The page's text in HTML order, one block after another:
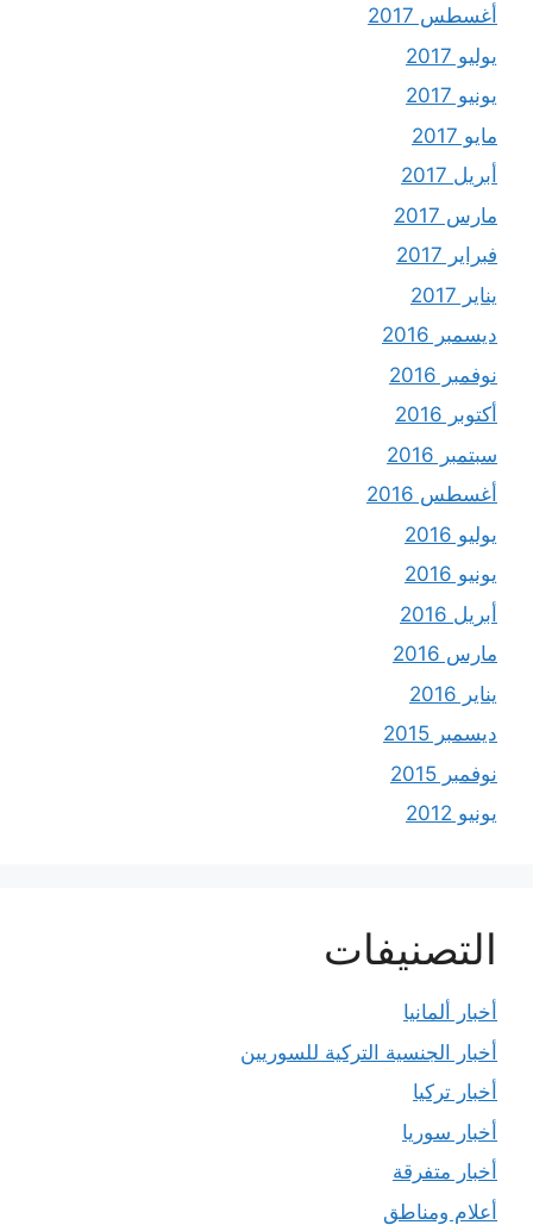
أغسطس 2017
يوليو 2017
يونيو 2017
مايو 2017
أبريل 2017
مارس 2017
فبراير 2017
يناير 2017
ديسمبر 2016
نوفمبر 2016
أكتوبر 2016
سبتمبر 2016
أغسطس 2016
يوليو 2016
يونيو 2016
أبريل 2016
مارس 2016
يناير 2016
ديسمبر 2015
نوفمبر 2015
يونيو 2012
التصنيفات
أخبار ألمانيا
أخبار الجنسية التركية للسوريين
أخبار تركيا
أخبار سوريا
أخبار متفرقة
أعلام ومناطق